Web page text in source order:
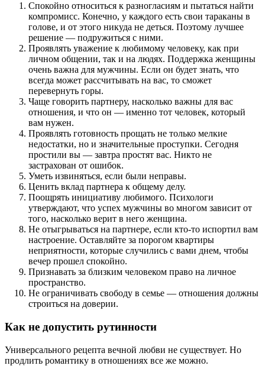
Спокойно относиться к разногласиям и пытаться найти
компромисс. Конечно, у каждого есть свои тараканы в
голове, и от этого никуда не деться. Поэтому лучшее
решение — подружиться с ними.
Проявлять уважение к любимому человеку, как при
личном общении, так и на людях. Поддержка женщины
очень важна для мужчины. Если он будет знать, что
всегда может рассчитывать на вас, то сможет
перевернуть горы.
Чаще говорить партнеру, насколько важны для вас
отношения, и что он — именно тот человек, который
вам нужен.
Проявлять готовность прощать не только мелкие
недостатки, но и значительные проступки. Сегодня
простили вы — завтра простят вас. Никто не
застрахован от ошибок.
Уметь извиняться, если были неправы.
Ценить вклад партнера к общему делу.
Поощрять инициативу любимого. Психологи
утверждают, что успех мужчины во многом зависит от
того, насколько верит в него женщина.
Не отыгрываться на партнере, если кто-то испортил вам
настроение. Оставляйте за порогом квартиры
неприятности, которые случились с вами днем, чтобы
вечер прошел спокойно.
Признавать за близким человеком право на личное
пространство.
Не ограничивать свободу в семье — отношения должны
строиться на доверии.
Как не допустить рутинности
Универсального рецепта вечной любви не существует. Но
продлить романтику в отношениях все же можно.